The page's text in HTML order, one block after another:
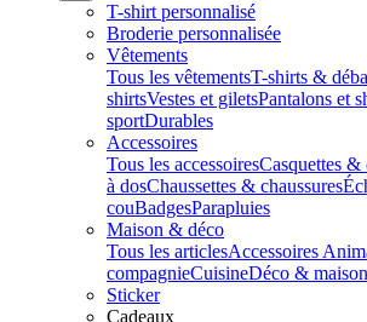
T-shirt personnalisé
Broderie personnalisée
Vêtements
Tous les vêtementsT-shirts &
shirtsVestes et giletsPantalons et
sportDurables
Accessoires
Tous les accessoiresCasquettes &
à dosChaussettes & chaussures
couBadgesParapluies
Maison & déco
Tous les articlesAccessoires
compagnieCuisineDéco & maison
Sticker
Cadeaux